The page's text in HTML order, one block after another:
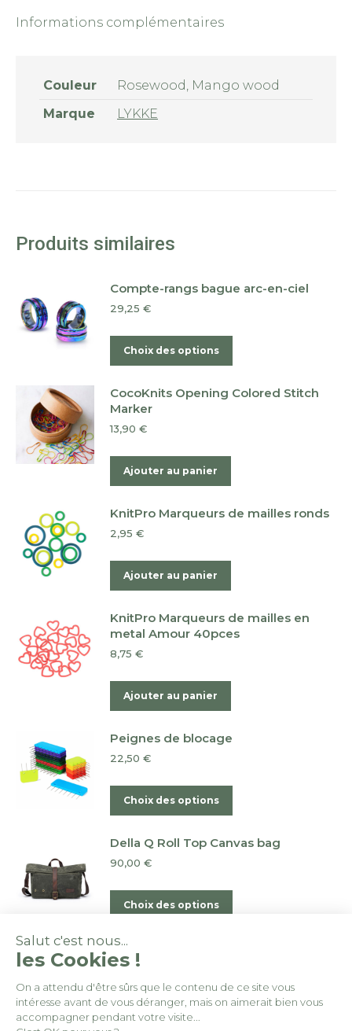
Informations complémentaires
Couleur
Rosewood, Mango wood
Marque
LYKKE
Produits similaires
Compte-rangs bague arc-en-ciel
29,25 €
Choix des options
produit
choisies
produit
CocoKnits Opening Colored Stitch
Marker
13,90 €
Ajouter au panier
KnitPro Marqueurs de mailles ronds
2,95 €
Ajouter au panier
KnitPro Marqueurs de mailles en
metal Amour 40pces
8,75 €
Ajouter au panier
Peignes de blocage
22,50 €
Choix des options
produit
plusieurs
Les
options
sur
la
Della Q Roll Top Canvas bag
90,00 €
Choix des options
produit
Les
© ByPoush
Salut c'est nous...
les Cookies !
On a attendu d'être sûrs que le contenu de ce site vous
intéresse avant de vous déranger, mais on aimerait bien vous
accompagner pendant votre visite...